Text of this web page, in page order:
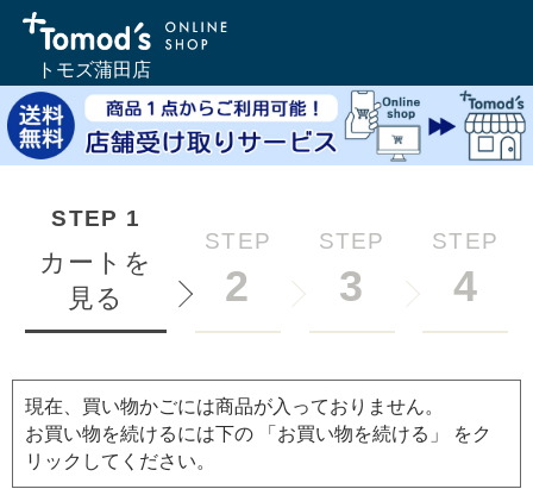
トモズ蒲田店
STEP 1
カートを
見る
STEP
2
STEP
3
STEP
4
現在、買い物かごには商品が入っておりません。
お買い物を続けるには下の 「お買い物を続ける」 をク
リックしてください。